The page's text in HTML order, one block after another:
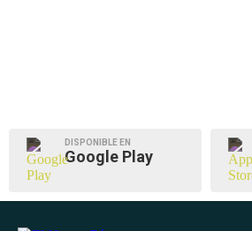
DISPONIBLE EN
Google Play